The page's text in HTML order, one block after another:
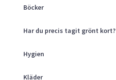
Mitt Konto
Kurser
Klätterväggen
Böcker
Har du precis tagit grönt kort?
Hygien
Kläder